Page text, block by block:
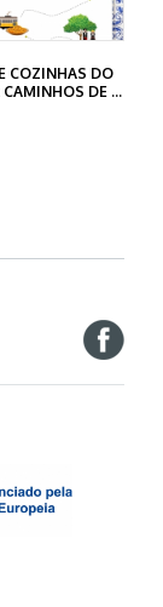
COZINHAS DO
DE ...